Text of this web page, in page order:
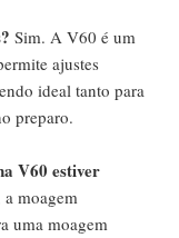
Sim. A V60 é um
ajustes
ideal tanto para
preparo.
V60 estiver
moagem
uma moagem